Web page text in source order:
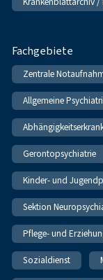
Fachgebiete
Zentrale
Allgemeine
Gerontopsychiatrie
Kinder- und
Sektion
Pflege- und
Sozialdienst